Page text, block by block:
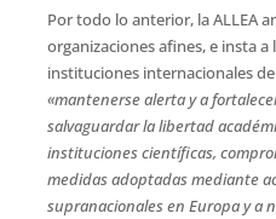
Por todo lo anterior, la ALLEA
organizaciones afines, e insta
instituciones internacionales
«mantenerse alerta y a
salvaguardar la libertad
instituciones científicas,
medidas adoptadas mediante
supranacionales en Europa y a